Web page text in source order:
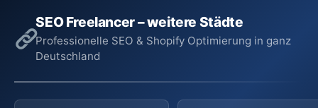
SEO Freelancer – weitere Städte
Professionelle SEO & Shopify Optimierung in ganz
Deutschland